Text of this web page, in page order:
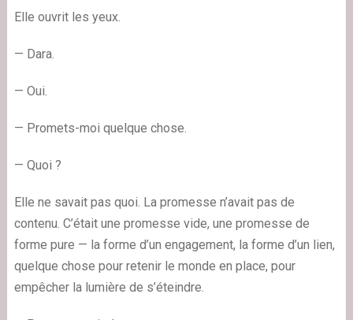
Elle ouvrit les yeux.
— Dara.
— Oui.
— Promets-moi quelque chose.
— Quoi ?
Elle ne savait pas quoi. La promesse n’avait pas de
contenu. C’était une promesse vide, une promesse de
forme pure — la forme d’un engagement, la forme d’un lien,
quelque chose pour retenir le monde en place, pour
empêcher la lumière de s’éteindre.